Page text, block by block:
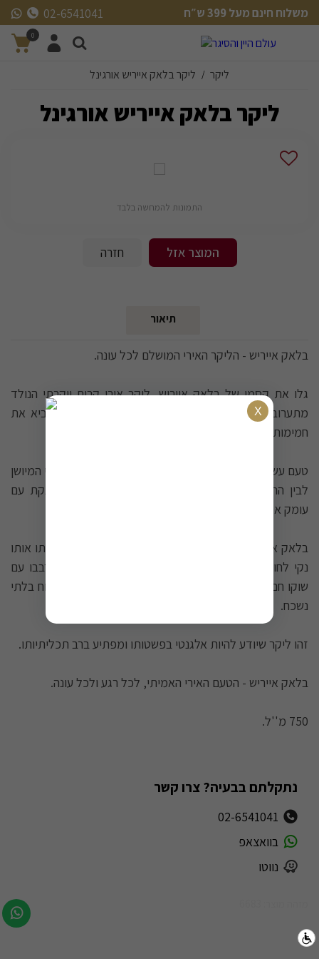
משלוח חינם מעל 399 ש״ח
משלוח חינם מעל 399 ש״ח
02-6541041
0
ליקר / ליקר בלאק אייריש אורגינל
ליקר בלאק אייריש אורגינל
התמונות להמחשה בלבד
המוצר אזל חזרה
תיאור
בלאק אייריש - הליקר האירי המושלם לכל עונה.
גלו את קסמו של בלאק אייריש, ליקר אירי קרים יוקרתי הנולד
מתערובת ייחודית של וויסקי אירי מיושן. זהו משקה שמביא את
חמימות אירלנד וטעמה העשיר היישר לכוס שלכם.
טעם עשיר ומורכב נובע מהמפגש המיוחד בין הוויסקי האירי המיושן
לבין התערובת הסודית, היוצר חוויית שתייה חלקה ומפנקת עם
עומק אמיתי.
בלאק אייריש משתלב בצורה מושלמת בכל מצב ועונה. שתו אותו
נקי לחוויה אותנטית, הוסיפו לקוקטיילים מתוחכמים, ערבבו עם
שוקו חם לחורף מחמם, או טפטפו על גלידה ופירות לקינוח בלתי
נשכח.
זהו ליקר שיודע להיות אלגנטי בפשטותו ומפתיע ברב תכליתיותו.
בלאק אייריש - הטעם האירי האמיתי, לכל רגע ולכל עונה.
750 מ''ל.
נתקלתם בבעיה? צרו קשר
02-6541041
בוואצאפ
נווטו